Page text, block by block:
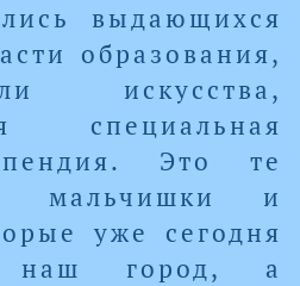
выдающихся
образования,
искусства,
специальная
Это те
мальчишки и
уже сегодня
наш город, а